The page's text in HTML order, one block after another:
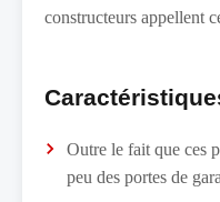
constructeurs appellent
Outre le fait que ces
peu des portes de